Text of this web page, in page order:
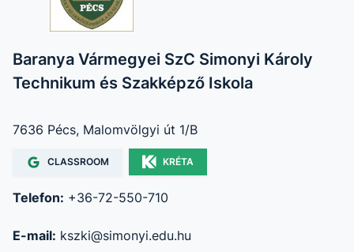
Baranya Vármegyei SzC Simonyi Károly
Technikum és Szakképző Iskola
7636 Pécs, Malomvölgyi út 1/B
CLASSROOM KRÉTA
Telefon: +36-72-550-710
E-mail: kszki@simonyi.edu.hu